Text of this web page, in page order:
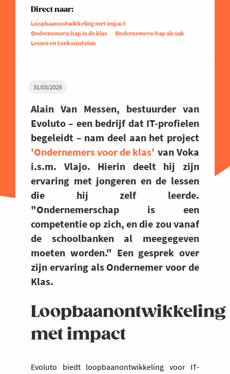
Direct naar:
Loopbaanontwikkeling met impact
Ondernemerschap in de klas
Ondernemerschap als vak
Lessen en toekomstvisie
31/03/2025
Alain Van Messen, bestuurder van
Evoluto – een bedrijf dat IT-profielen
begeleidt – nam deel aan het project
'Ondernemers voor de klas' van Voka
i.s.m. Vlajo. Hierin deelt hij zijn
ervaring met jongeren en de lessen
die hij zelf leerde.
"Ondernemerschap is een
competentie op zich, en die zou vanaf
de schoolbanken al meegegeven
moeten worden." Een gesprek over
zijn ervaring als Ondernemer voor de
Klas.
Loopbaanontwikkeling
met impact
Evoluto biedt loopbaanontwikkeling voor IT-